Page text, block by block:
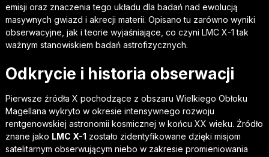
emisji oraz znaczenia tego układu dla badań nad ewolucją
masywnych gwiazd i akrecji materii. Opisano tu zarówno wyniki
obserwacyjne, jak i teorie wyjaśniające, co czyni LMC X-1 tak
ważnym stanowiskiem badań astrofizycznych.
Odkrycie i historia obserwacji
Pierwsze źródła X pochodzące z obszaru Wielkiego Obłoku
Magellana wykryto w okresie intensywnego rozwoju
rentgenowskiej astronomii kosmicznej w końcu XX wieku. Źródło
znane jako LMC X-1 zostało zidentyfikowane dzięki misjom
satelitarnym obserwującym niebo w zakresie promieniowania